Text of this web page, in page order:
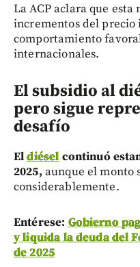
La ACP aclara que
incrementos del precio
comportamiento
internacionales.
El subsidio al
pero sigue
desafío
Eldiéselcontinuó
2025, aunque el monto
considerablemente.
Entérese: Gobierno
y liquida la deuda del
de 2025